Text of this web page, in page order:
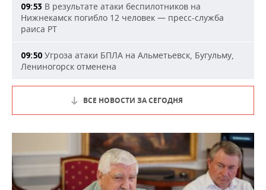
09:53 В результате атаки беспилотников на
Нижнекамск погибло 12 человек — пресс-служба
раиса РТ
09:50 Угроза атаки БПЛА на Альметьевск, Бугульму,
Лениногорск отменена
ВСЕ НОВОСТИ ЗА СЕГОДНЯ